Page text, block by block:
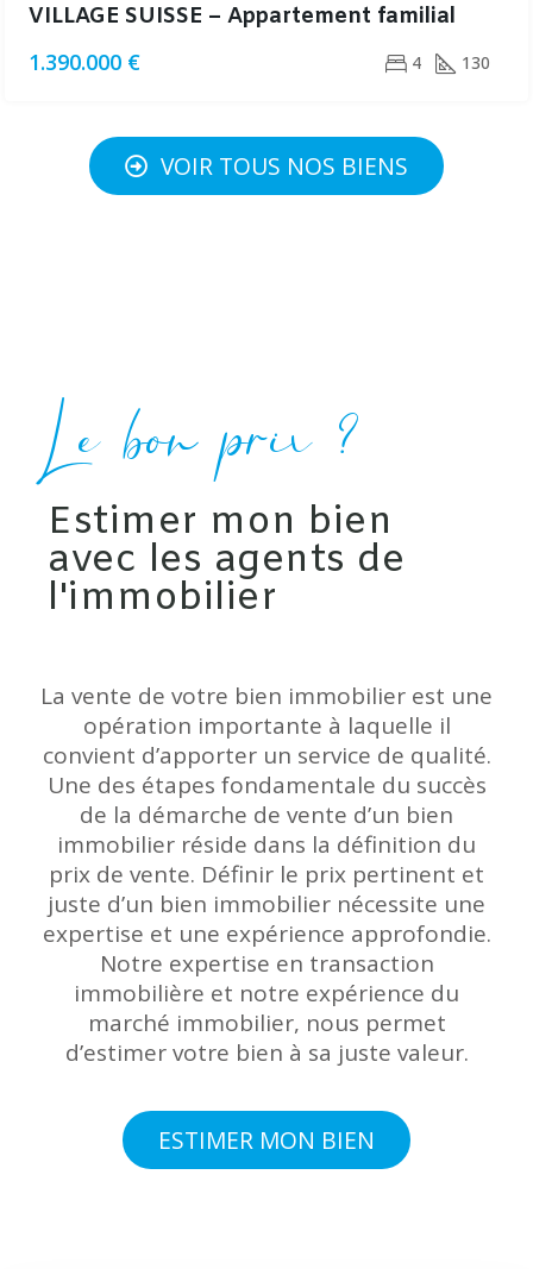
VILLAGE SUISSE – Appartement familial
1.390.000 €
4 130
VOIR TOUS NOS BIENS
Le bon prix ?
Estimer mon bien
avec les agents de
l'immobilier
La vente de votre bien immobilier est une
opération importante à laquelle il
convient d’apporter un service de qualité.
Une des étapes fondamentale du succès
de la démarche de vente d’un bien
immobilier réside dans la définition du
prix de vente. Définir le prix pertinent et
juste d’un bien immobilier nécessite une
expertise et une expérience approfondie.
Notre expertise en transaction
immobilière et notre expérience du
marché immobilier, nous permet
d’estimer votre bien à sa juste valeur.
ESTIMER MON BIEN